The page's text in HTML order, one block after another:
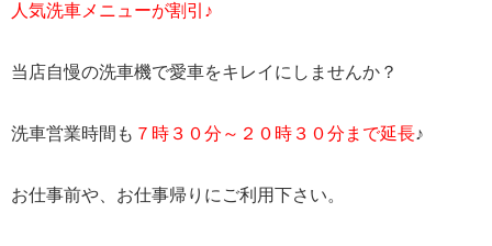
人気洗車メニューが割引♪
当店自慢の洗車機で愛車をキレイにしませんか？
洗車営業時間も ７時３０分～２０時３０分まで延長♪
お仕事前や、お仕事帰りにご利用下さい。